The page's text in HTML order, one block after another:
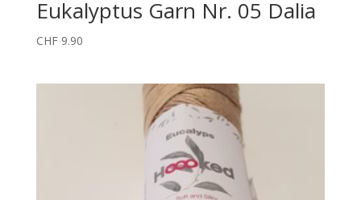
Eukalyptus Garn Nr. 05 Dalia
CHF9.90